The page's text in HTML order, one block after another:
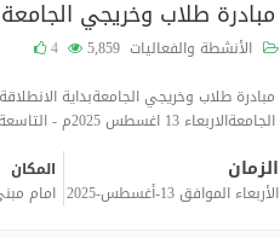
مبادرة طلاب وخريجي الجامعة
الأنشطة والفعاليات 5,859
4
مبادرة طلاب وخريجي الجامعةبداية
الجامعةالاربعاء 13 اغسطس 2025م - التاسعة...
الزمان
الأربعاء الموافق 13-أغسطس-2025
المكان
امام